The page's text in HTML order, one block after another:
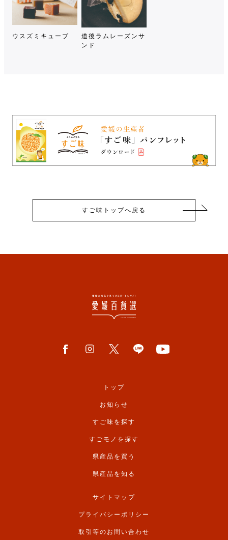
ウスズミキューブ
道後ラムレーズンサ
ンド
すご味トップへ戻る
トップ
お知らせ
すご味を探す
すごモノを探す
県産品を買う
県産品を知る
サイトマップ
プライバシーポリシー
取引等のお問い合わせ